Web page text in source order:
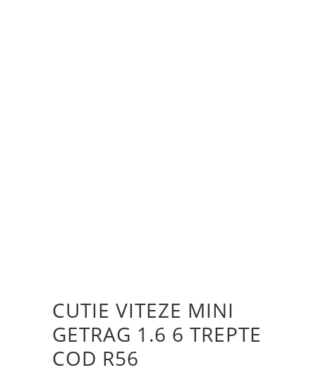
CUTIE VITEZE MINI
GETRAG 1.6 6 TREPTE
COD R56